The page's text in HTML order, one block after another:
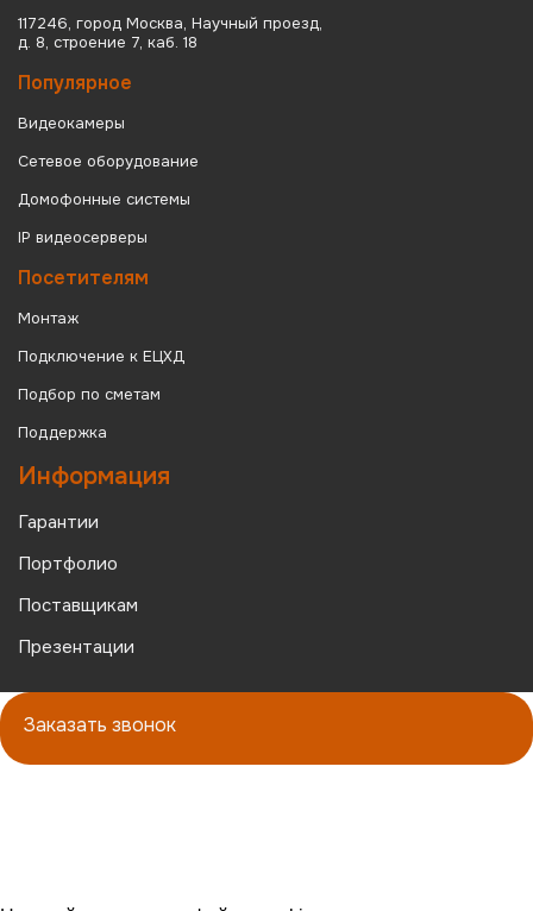
117246, город Москва, Научный проезд,
д. 8, строение 7, каб. 18
Популярное
Видеокамеры
Сетевое оборудование
Домофонные системы
IP видеосерверы
Посетителям
Монтаж
Подключение к ЕЦХД
Подбор по сметам
Поддержка
Информация
Гарантии
Портфолио
Поставщикам
Презентации
Заказать звонок